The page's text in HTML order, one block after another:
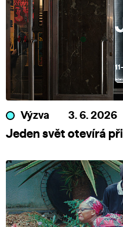
Výzva 3. 6. 2026
Jeden svět otevírá